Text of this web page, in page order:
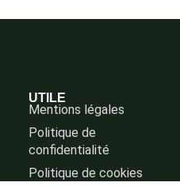
UTILE
Mentions légales
Politique de
confidentialité
Politique de cookies